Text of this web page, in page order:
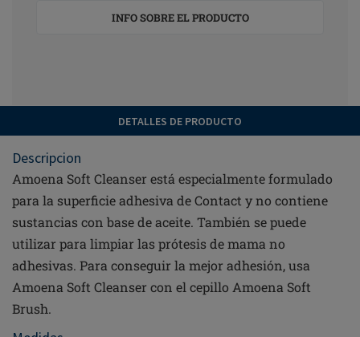
INFO SOBRE EL PRODUCTO
DETALLES DE PRODUCTO
Descripcion
Amoena Soft Cleanser está especialmente formulado
para la superficie adhesiva de Contact y no contiene
sustancias con base de aceite. También se puede
utilizar para limpiar las prótesis de mama no
adhesivas. Para conseguir la mejor adhesión, usa
Amoena Soft Cleanser con el cepillo Amoena Soft
Brush.